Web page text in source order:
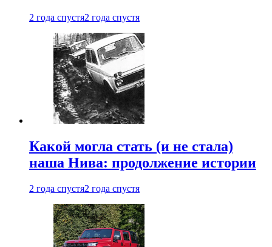
2 года спустя2 года спустя
Какой могла стать (и не стала)
наша Нива: продолжение истории
2 года спустя2 года спустя